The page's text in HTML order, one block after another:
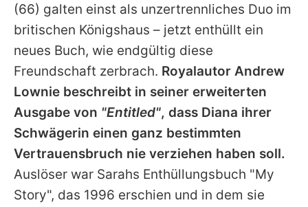
Jobs
App runterladen
Team
Redaktionelle Richtlinien
Impressum
Datenschutzerklärung
(66) galten einst als unzertrennliches Duo im
britischen Königshaus – jetzt enthüllt ein
neues Buch, wie endgültig diese
Freundschaft zerbrach. Royalautor Andrew
Lownie beschreibt in seiner erweiterten
Ausgabe von "Entitled", dass Diana ihrer
Schwägerin einen ganz bestimmten
Vertrauensbruch nie verziehen haben soll.
Auslöser war Sarahs Enthüllungsbuch "My
Story", das 1996 erschien und in dem sie